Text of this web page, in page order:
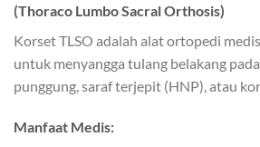
(Thoraco Lumbo Sacral Orthosis)
Korset TLSO adalah alat ortopedi
untuk menyangga tulang belakang
punggung, saraf terjepit (HNP), atau
Manfaat Medis: